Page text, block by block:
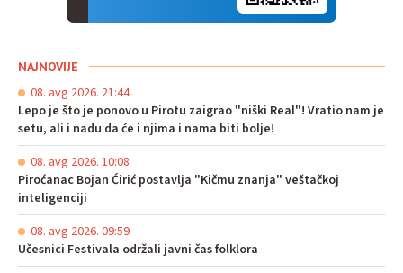
NAJNOVIJE
08. avg 2026. 21:44
Lepo je što je ponovo u Pirotu zaigrao "niški Real"! Vratio nam je
setu, ali i nadu da će i njima i nama biti bolje!
08. avg 2026. 10:08
Piroćanac Bojan Ćirić postavlja "Kičmu znanja" veštačkoj
inteligenciji
08. avg 2026. 09:59
Učesnici Festivala održali javni čas folklora